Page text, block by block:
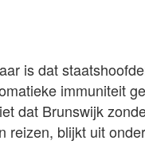
is dat
immuniteit
dat Brunswijk
reizen, blijkt uit